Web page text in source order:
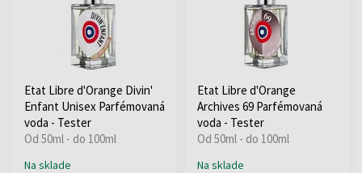
Etat Libre d'Orange Divin'
Enfant Unisex Parfémovaná
voda - Tester
Od 50ml - do 100ml
Na sklade
Etat Libre d'Orange
Archives 69 Parfémovaná
voda - Tester
Od 50ml - do 100ml
Na sklade